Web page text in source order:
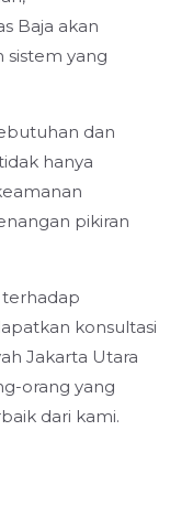
Baja akan
sistem yang
dan
hanya
pikiran
konsultasi
Jakarta Utara
orang yang
dari kami.